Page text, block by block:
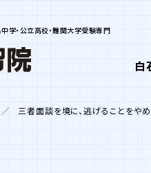
学・公立高校・難関大学受験専門
白
三者面談を境に、逃げることをや